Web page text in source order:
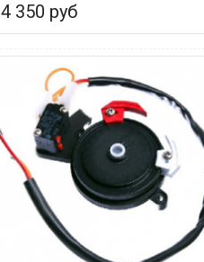
4 350 руб